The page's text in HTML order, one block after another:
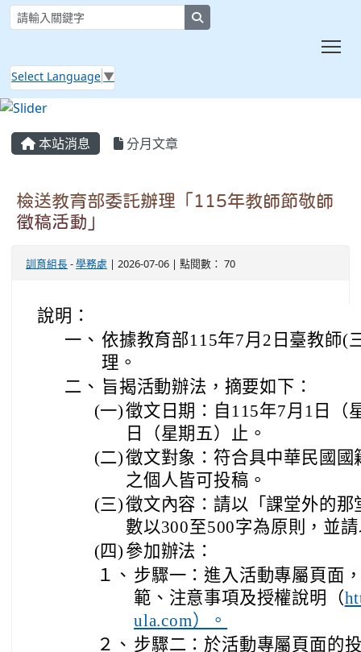
Select Language ▼
本站消息 分月文章
檢送教育部委託辦理「115年教師節敬師
徵稿活動」
訓育組長-學務處 | 2026-07-06 | 點閱數： 70
說明：
一、 依據教育部115年7月2日臺教師(
理。
二、 旨揭活動辦法，摘要如下：
(一)徵文日期：自115年7月1日（
日（星期五）止。
(二)徵文對象：符合具中華民國
之個人皆可投稿。
(三)徵文內容：請以「課堂外的
數以300至500字為原則，並
(四) 參加辦法：
１、 步驟一：進入活動專屬頁面
範、注意事項及授權說明（
ula.com）。
２、 步驟二：於活動專屬頁面的